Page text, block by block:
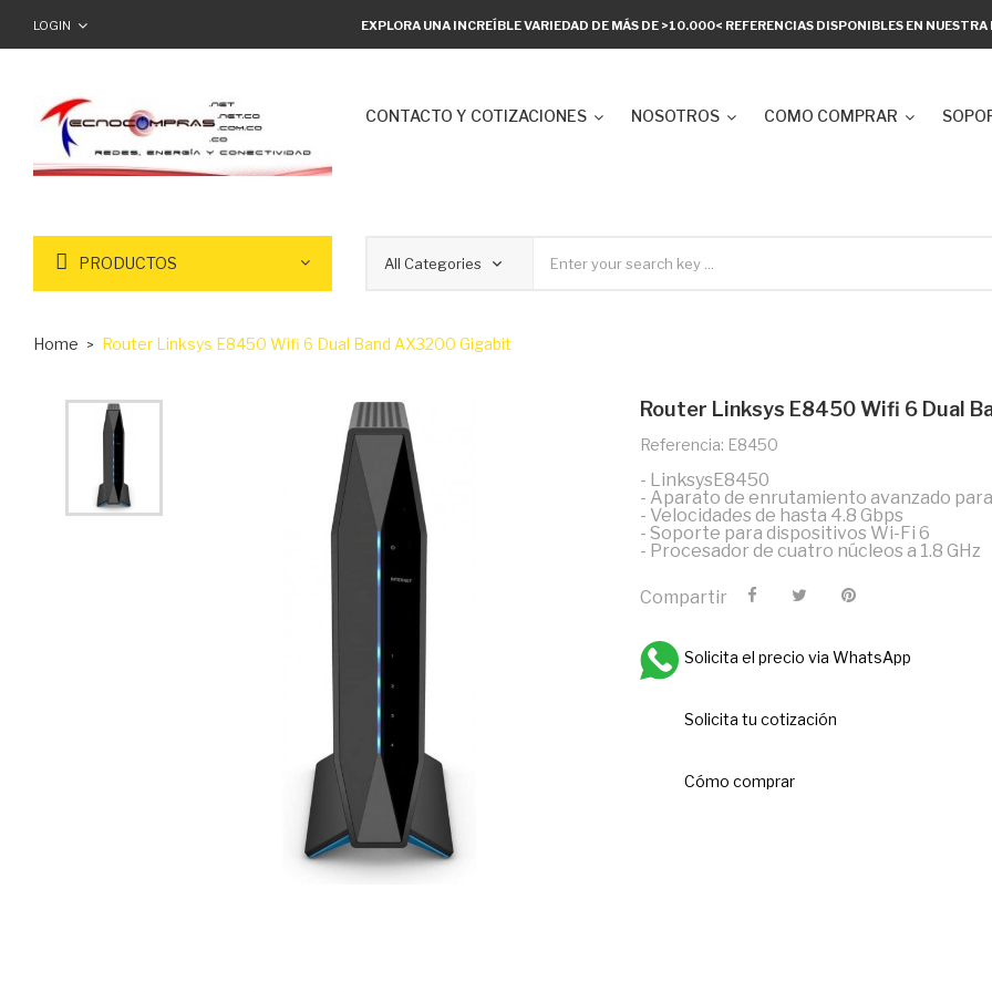
EXPLORA UNA INCREÍBLE VARIEDAD DE MÁS DE >10.000< REFERENCIAS DISPONIBLES EN
LOGIN
CONTACTO Y COTIZACIONES NOSOTROS COMO COMPRAR
PRODUCTOS
Home Router Linksys E8450 Wifi 6 Dual Band AX3200 Gigabit
Router Linksys E8450 Wifi 6 Dual
Referencia: E8450
- LinksysE8450
- Aparato de enrutamiento avanzado
- Velocidades de hasta 4.8 Gbps
- Soporte para dispositivos Wi-Fi 6
- Procesador de cuatro núcleos a 1.8 GHz
Compartir
Solicita el precio via WhatsApp
Solicita tu cotización
Cómo comprar